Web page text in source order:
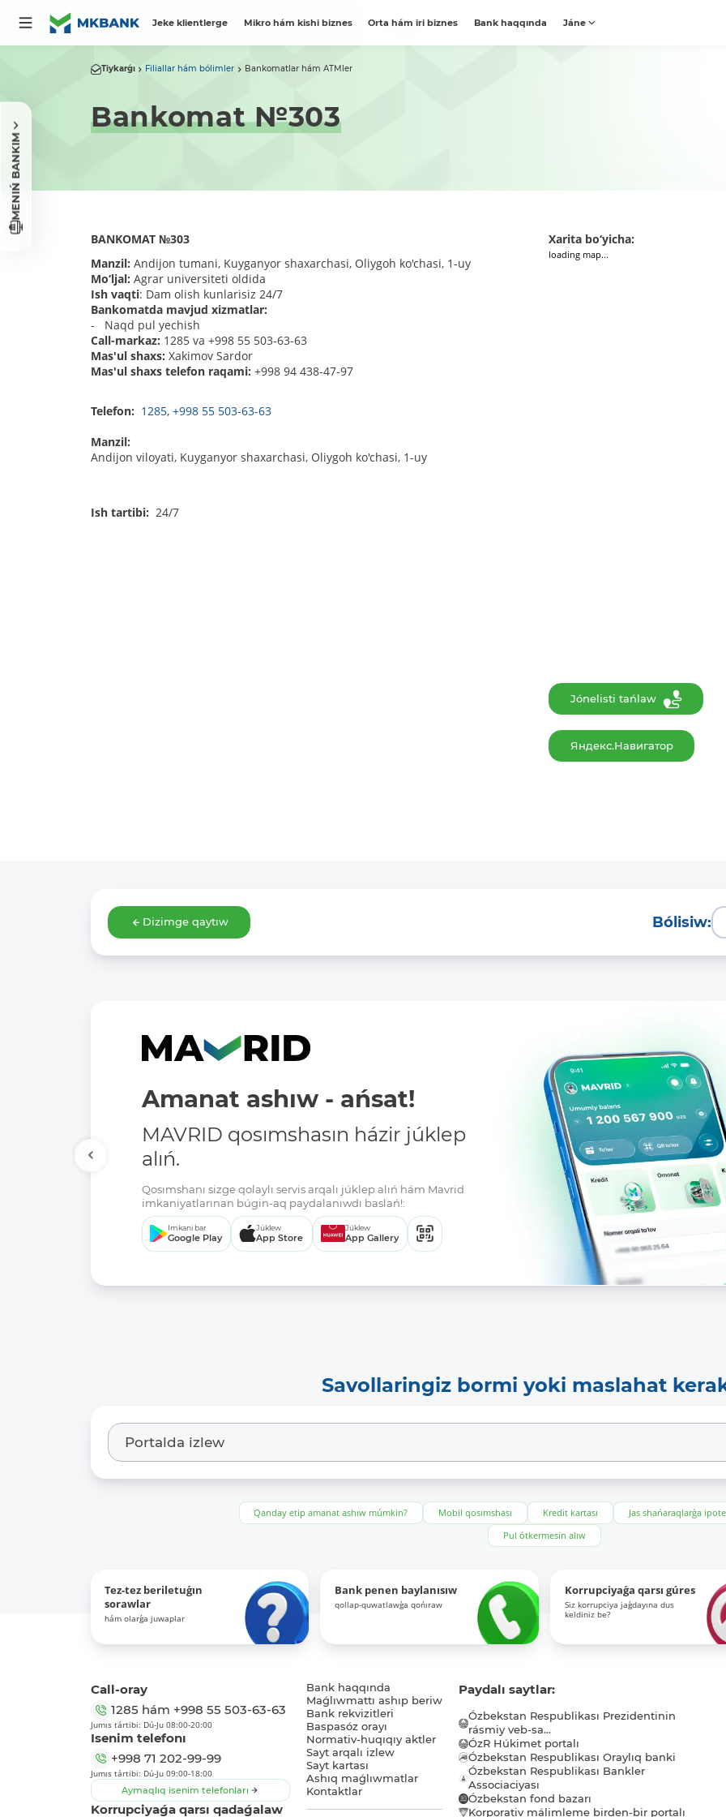
Jeke klientlerge Mikro hám kishi biznes Orta hám iri biznes Bank haqqında Jáne
MENIŃ BANKIM
Tiykarǵı Filiallar hám bólimler Bankomatlar hám ATMler
Bankomat №303
BANKOMAT №303
Manzil: Andijon tumani, Kuyganyor shaxarchasi, Oliygoh ko'chasi, 1-uy
Mo‘ljal: Agrar universiteti oldida
Ish vaqti: Dam olish kunlarisiz 24/7
Bankomatda mavjud xizmatlar:
- Naqd pul yechish
Call-markaz: 1285 va +998 55 503-63-63
Mas'ul shaxs: Xakimov Sardor
Mas'ul shaxs telefon raqami: +998 94 438-47-97
Telefon: 1285, +998 55 503-63-63
Manzil:
Andijon viloyati, Kuyganyor shaxarchasi, Oliygoh ko'chasi, 1-uy
Ish tartibi: 24/7
Xarita bo‘yicha:
loading map...
Jónelisti tańlaw
Яндекс.Навигатор
Dizimge qaytıw Bólisiw:
Amanat ashıw - ańsat!
MAVRID qosımshasın házir júklep
alıń.
Qosımshanı sizge qolaylı servis arqalı júklep alıń hám Mavrid
imkaniyatlarınan búgin-aq paydalanıwdı baslań!:
Imkani bar
Google Play
Júklew
App Store
Júklew
App Gallery
Savollaringiz bormi yoki maslahat
Qanday etip amanat ashıw múmkin? Mobil qosımshası Kredit kartası Jas shańaraqlarǵa
Pul ótkermesin alıw
Tez-tez beriletuǵın
sorawlar
hám olarǵa juwaplar
Bank penen baylanısıw
qollap-quwatlawǵa qońıraw
Korrupciyaǵa qarsı gúres
Siz korrupciya jaǵdayına dus
keldiniz be?
Call-oray
1285 hám +998 55 503-63-63
Jumıs tártibi: Dú-Ju 08:00-20:00
Isenim telefonı
+998 71 202-99-99
Jumıs tártibi: Dú-Ju 09:00-18:00
Aymaqlıq isenim telefonları
Korrupciyaǵa qarsı qadaǵalaw
Bank haqqında
Maǵlıwmattı ashıp beriw
Bank rekvizitleri
Baspasóz orayı
Normativ-huqıqıy aktler
Sayt arqalı izlew
Sayt kartası
Ashıq maǵlıwmatlar
Kontaktlar
Paydalı saytlar:
Ózbekstan Respublikası Prezidentinin
rásmiy veb-sa...
ÓzR Húkimet portalı
Ózbekstan Respublikası Oraylıq banki
Ózbekstan Respublikası Bankler
Associaciyası
Ózbekstan fond bazarı
Korporativ málimleme birden-bir portalı